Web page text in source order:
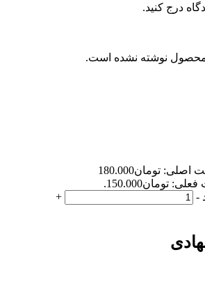
درج کنید.
محصول نوشته نشده است.
قیمت اصلی: تومان180.000
تومان150.000.
-
+